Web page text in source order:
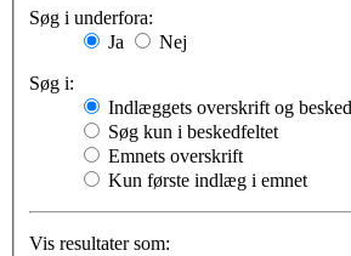
Søg i underfora:
Ja
Nej
Søg i:
Indlæggets overskrift og
Søg kun i beskedfeltet
Emnets overskrift
Kun første indlæg i emnet
Vis resultater som: